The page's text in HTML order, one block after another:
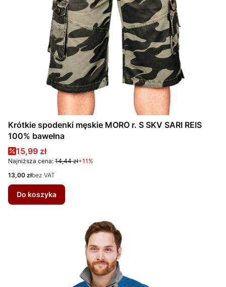
Krótkie spodenki męskie MORO r. S SKV SARI REIS
100% bawełna
Cena promocyjna
15,99 zł
Najniższa cena: 14,44 zł+11%
Cena
13,00 złbez VAT
Do koszyka